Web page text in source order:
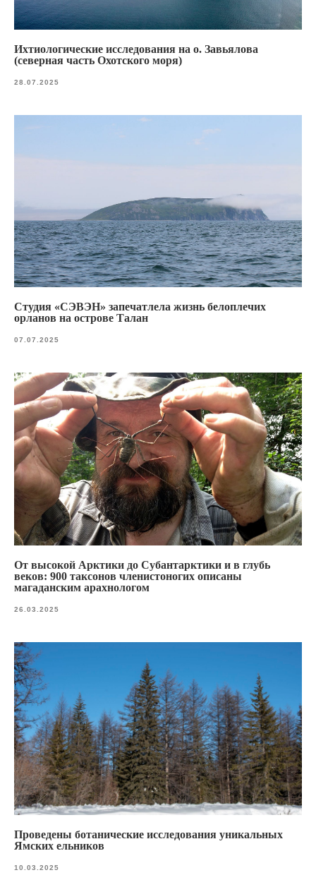
Ихтиологические исследования на о. Завьялова
(северная часть Охотского моря)
28.07.2025
Студия «СЭВЭН» запечатлела жизнь белоплечих
орланов на острове Талан
07.07.2025
От высокой Арктики до Субантарктики и в глубь
веков: 900 таксонов членистоногих описаны
магаданским арахнологом
26.03.2025
Проведены ботанические исследования уникальных
Ямских ельников
10.03.2025